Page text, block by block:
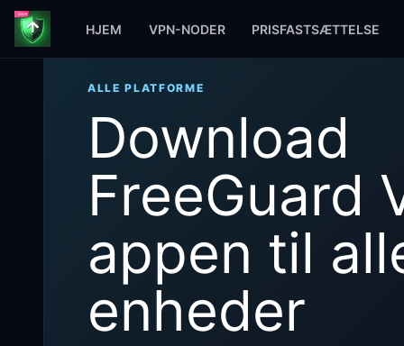
HJEM VPN-NODER PRISFASTSÆTTELSE
ALLE PLATFORME
Download
FreeGuard
appen til
enheder